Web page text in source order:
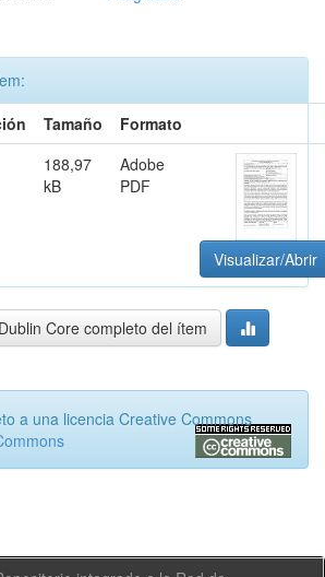
Tamaño
Formato
188,97
kB
Adobe
PDF
Visualizar/Abrir
Core completo del ítem
a una licencia Creative Commons